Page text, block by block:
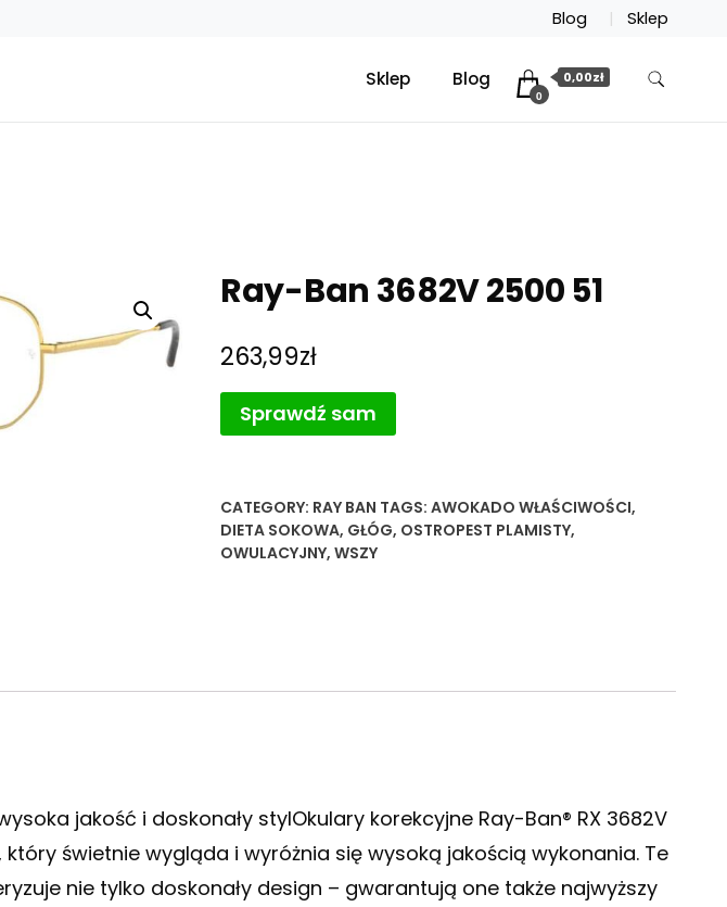
Blog Sklep
Sklep Blog
0
0,00zł
Ray-Ban 3682V 2500 51
263,99zł
Sprawdź sam
CATEGORY: RAY BAN TAGS: AWOKADO WŁAŚCIWOŚCI,
DIETA SOKOWA, GŁÓG, OSTROPEST PLAMISTY,
OWULACYJNY, WSZY
jakość i doskonały stylOkulary korekcyjne Ray-Ban® RX 3682V
świetnie wygląda i wyróżnia się wysoką jakością wykonania. Te
nie tylko doskonały design – gwarantują one także najwyższy